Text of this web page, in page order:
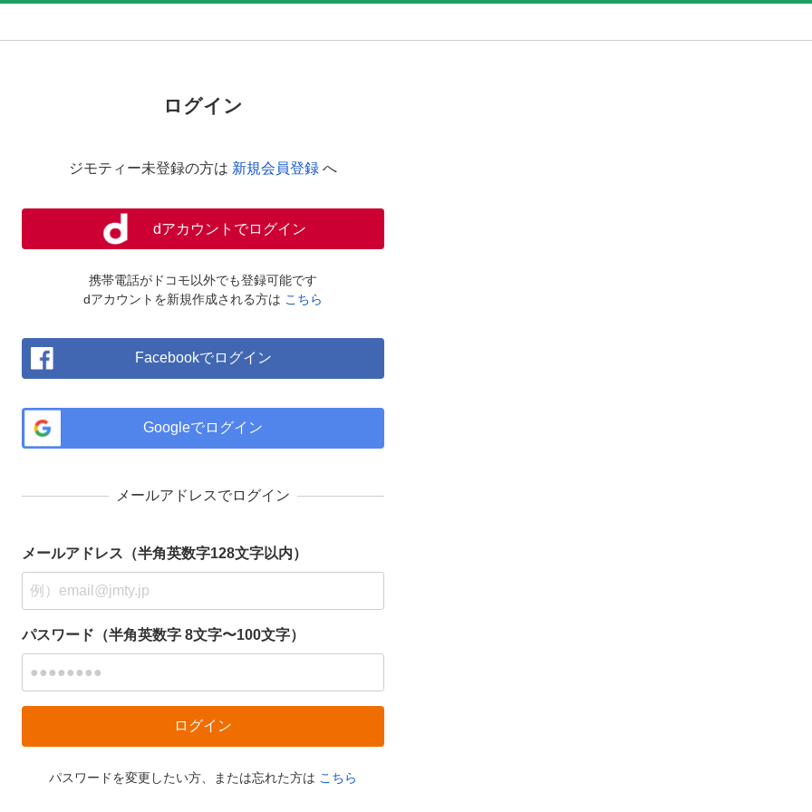
ログイン
ジモティー未登録の方は 新規会員登録 へ
dアカウントでログイン
携帯電話がドコモ以外でも登録可能です
dアカウントを新規作成される方は こちら
Facebookでログイン
Googleでログイン
メールアドレスでログイン
メールアドレス（半角英数字128文字以内）
パスワード（半角英数字 8文字〜100文字）
パスワードを変更したい方、または忘れた方は こちら